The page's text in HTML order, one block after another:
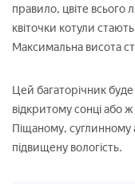
правило, цвіте всього
квіточки котули
Максимальна висота
Цей багаторічник
відкритому сонці або
Піщаному, суглинному
підвищену вологість.